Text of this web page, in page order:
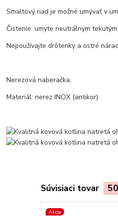
Smaltový riad je možné umývať v
Čistenie: umyte neutrálnym
Nepoužívajte drôtenky a ostré
Nerezová naberačka.
Materiál: nerez INOX (antikor).
Súvisiaci tovar 50
Akcia